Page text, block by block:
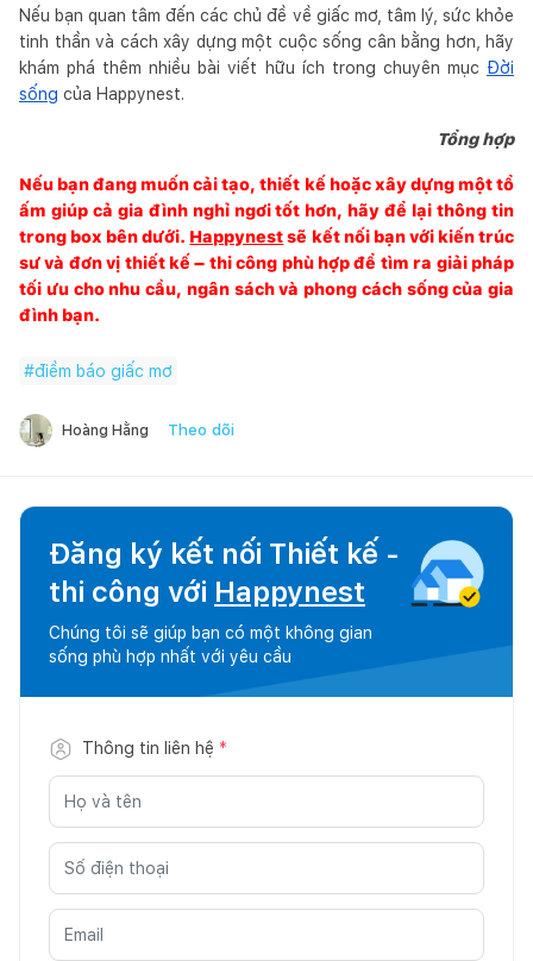
Nếu bạn quan tâm đến các chủ đề về giấc mơ, tâm lý, sức khỏe
tinh thần và cách xây dựng một cuộc sống cân bằng hơn, hãy
khám phá thêm nhiều bài viết hữu ích trong chuyên mục Đời
sống của Happynest.
Tổng hợp
Nếu bạn đang muốn cải tạo, thiết kế hoặc xây dựng một tổ
ấm giúp cả gia đình nghỉ ngơi tốt hơn, hãy để lại thông tin
trong box bên dưới. Happynestsẽ kết nối bạn với kiến trúc
sư và đơn vị thiết kế – thi công phù hợp để tìm ra giải pháp
tối ưu cho nhu cầu, ngân sách và phong cách sống của gia
đình bạn.
#điềm báo giấc mơ
Hoàng Hằng Theo dõi
Đăng ký kết nối Thiết kế -
thi công với Happynest
Chúng tôi sẽ giúp bạn có một không gian
sống phù hợp nhất với yêu cầu
Thông tin liên hệ *